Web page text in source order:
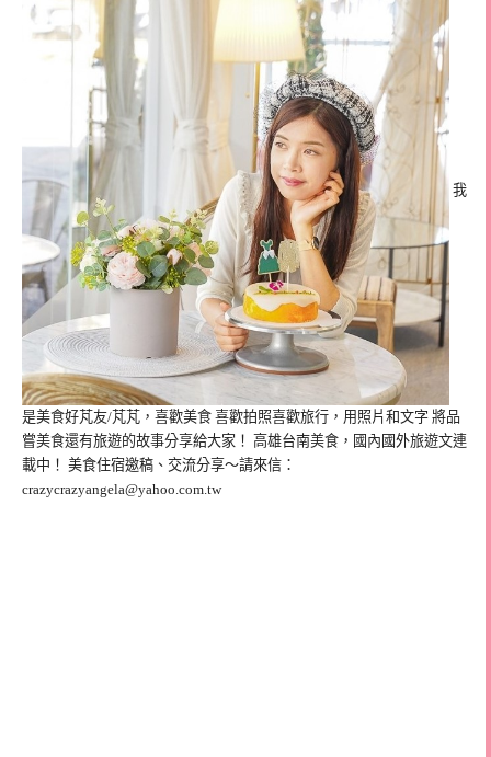
我
是美食好芃友/芃芃，喜歡美食 喜歡拍照喜歡旅行，用照片和文字 將品
嘗美食還有旅遊的故事分享給大家！ 高雄台南美食，國內國外旅遊文連
載中！ 美食住宿邀稿、交流分享～請來信：
crazycrazyangela@yahoo.com.tw